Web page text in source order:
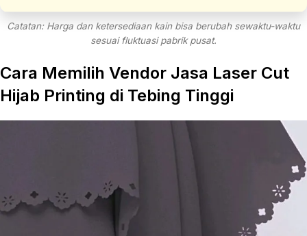
Catatan: Harga dan ketersediaan kain bisa berubah sewaktu-waktu
sesuai fluktuasi pabrik pusat.
Cara Memilih Vendor Jasa Laser Cut
Hijab Printing di Tebing Tinggi